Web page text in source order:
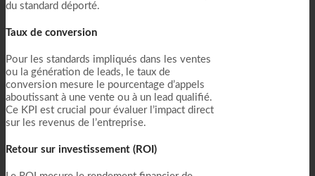
du standard déporté.
Taux de conversion
Pour les standards impliqués dans les ventes
ou la génération de leads, le taux de
conversion mesure le pourcentage d’appels
aboutissant à une vente ou à un lead qualifié.
Ce KPI est crucial pour évaluer l’impact direct
sur les revenus de l’entreprise.
Retour sur investissement (ROI)